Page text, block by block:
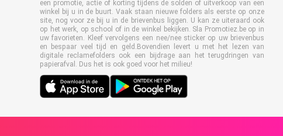
een promotie, actie of korting tijdens de solden of uitverkoop van een
winkel bij u in de buurt. Vaak staan nieuwe folders als eerste op onze
site, nog voor ze bij u in de brievenbus liggen. U kan ze uiteraard ook
op het werk, op school of in de winkel bekijken. Sla Promotiez.be op in
uw favorieten. Kleef vervolgens een nee/nee sticker op uw brievenbus
en bespaar veel tijd en geld.Bovendien levert u met het lezen van
digitale reclamefolders ook een bijdrage aan het terugdringen van
papierafval. Dus het is ook goed voor het milieu!